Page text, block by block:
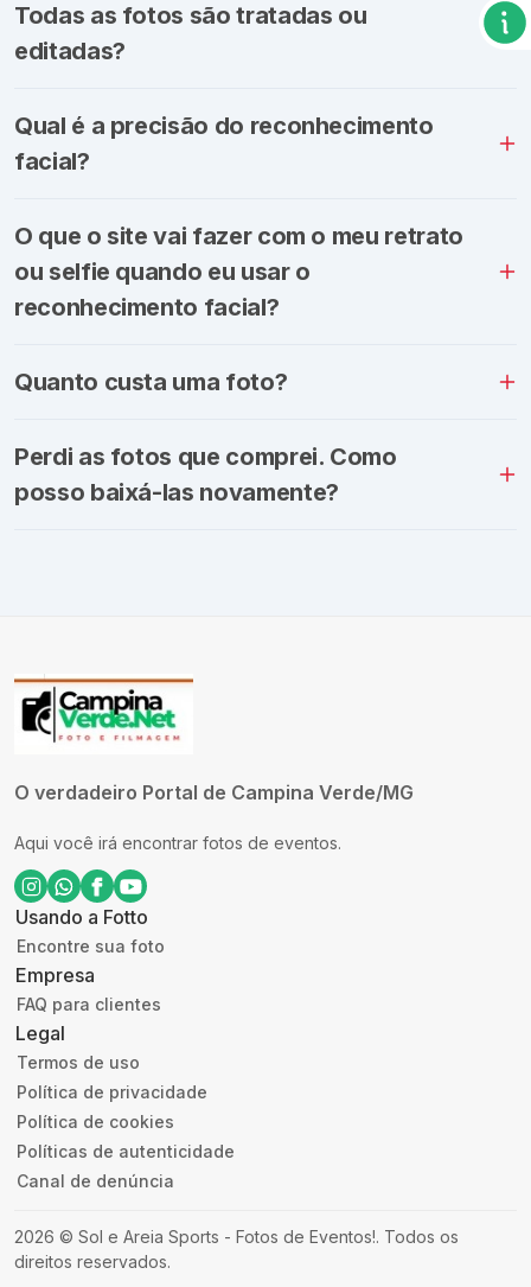
Todas as fotos são tratadas ou
editadas?
Qual é a precisão do reconhecimento
facial?
O que o site vai fazer com o meu retrato
ou selfie quando eu usar o
reconhecimento facial?
Quanto custa uma foto?
Perdi as fotos que comprei. Como
posso baixá-las novamente?
O verdadeiro Portal de Campina Verde/MG
Aqui você irá encontrar fotos de eventos.
Usando a Fotto
Encontre sua foto
Empresa
FAQ para clientes
Legal
Termos de uso
Política de privacidade
Política de cookies
Políticas de autenticidade
Canal de denúncia
2026 © Sol e Areia Sports - Fotos de Eventos!. Todos os
direitos reservados.